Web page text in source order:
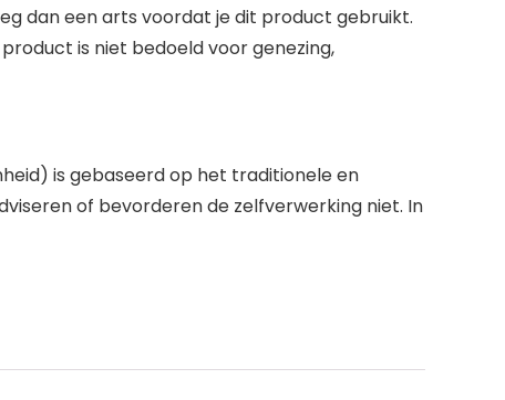
dan een arts voordat je dit product gebruikt.
is niet bedoeld voor genezing,
is gebaseerd op het traditionele en
of bevorderen de zelfverwerking niet. In